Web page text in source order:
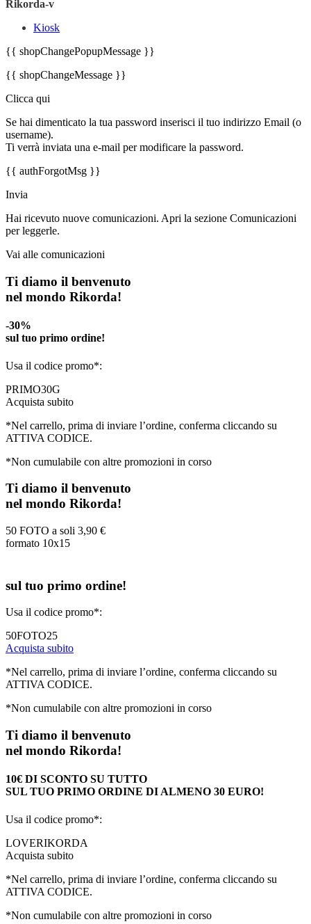
Rikorda-v
Kiosk
{{ shopChangePopupMessage }}
{{ shopChangeMessage }}
Clicca qui
Se hai dimenticato la tua password inserisci il tuo indirizzo Email (o
username).
Ti verrà inviata una e-mail per modificare la password.
{{ authForgotMsg }}
Invia
Hai ricevuto nuove comunicazioni. Apri la sezione Comunicazioni
per leggerle.
Vai alle comunicazioni
Ti diamo il benvenuto
nel mondo Rikorda!
-30%
sul tuo primo ordine!
Usa il codice promo*:
PRIMO30G
Acquista subito
*Nel carrello, prima di inviare l’ordine, conferma cliccando su
ATTIVA CODICE.
*Non cumulabile con altre promozioni in corso
Ti diamo il benvenuto
nel mondo Rikorda!
50 FOTO a soli 3,90 €
formato 10x15
sul tuo primo ordine!
Usa il codice promo*:
50FOTO25
Acquista subito
*Nel carrello, prima di inviare l’ordine, conferma cliccando su
ATTIVA CODICE.
*Non cumulabile con altre promozioni in corso
Ti diamo il benvenuto
nel mondo Rikorda!
10€ DI SCONTO SU TUTTO
SUL TUO PRIMO ORDINE DI ALMENO 30 EURO!
Usa il codice promo*:
LOVERIKORDA
Acquista subito
*Nel carrello, prima di inviare l’ordine, conferma cliccando su
ATTIVA CODICE.
*Non cumulabile con altre promozioni in corso